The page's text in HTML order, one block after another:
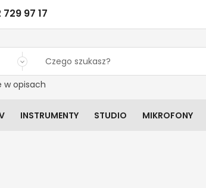
w opisach
97 17
INSTRUMENTY STUDIO MIKROFONY